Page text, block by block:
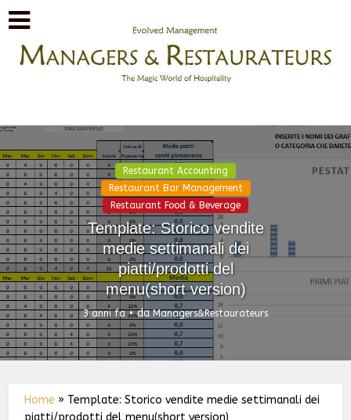
Restaurant Accounting
Restaurant Bar Management
Restaurant Food & Beverage
Template: Storico vendite
medie settimanali dei
piatti/prodotti del
menu(short version)
3 anni fa daManagers&Restaurateurs
Home » Template: Storico vendite medie settimanali dei
piatti/prodotti del menu(short version)